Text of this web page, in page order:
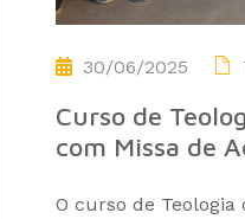
30/06/2025
Curso de
com Missa de
O curso de Teologia